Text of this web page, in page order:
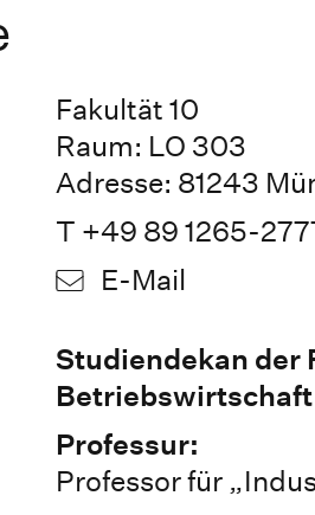
Fakultät 10
Raum: LO 303
Adresse: 81243
T +49 89 1265-
E-Mail
Studiendekan der
Betriebswirtschaft
Professur:
Professor für